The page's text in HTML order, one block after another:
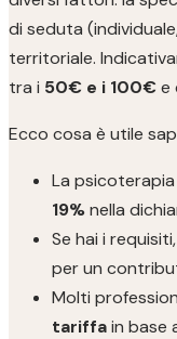
di seduta
territoriale.
tra i 50€ e i 100€ e
Ecco cosa è utile
La psicoterapia
19%nella
Se hai i
per un
Molti
tariffain base